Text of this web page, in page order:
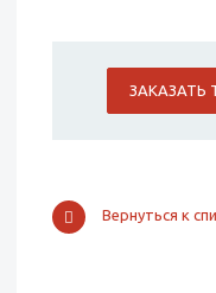
ЗАКАЗАТЬ
Вернуться к